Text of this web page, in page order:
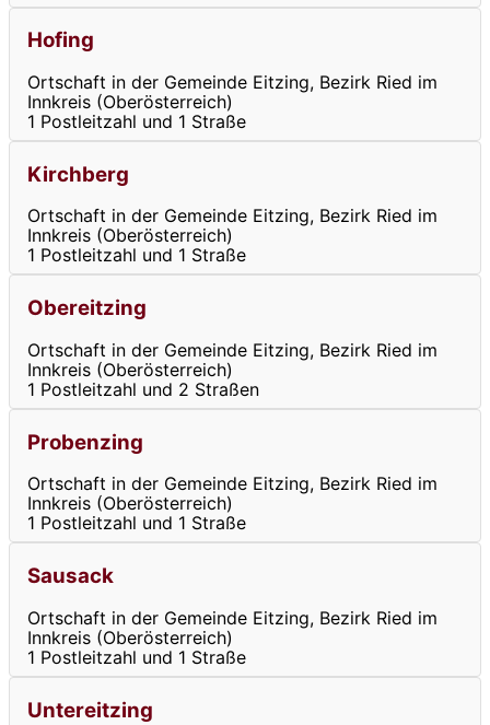
Hofing
Ortschaft in der Gemeinde Eitzing, Bezirk Ried im
Innkreis (Oberösterreich)
1 Postleitzahl und 1 Straße
Kirchberg
Ortschaft in der Gemeinde Eitzing, Bezirk Ried im
Innkreis (Oberösterreich)
1 Postleitzahl und 1 Straße
Obereitzing
Ortschaft in der Gemeinde Eitzing, Bezirk Ried im
Innkreis (Oberösterreich)
1 Postleitzahl und 2 Straßen
Probenzing
Ortschaft in der Gemeinde Eitzing, Bezirk Ried im
Innkreis (Oberösterreich)
1 Postleitzahl und 1 Straße
Sausack
Ortschaft in der Gemeinde Eitzing, Bezirk Ried im
Innkreis (Oberösterreich)
1 Postleitzahl und 1 Straße
Untereitzing